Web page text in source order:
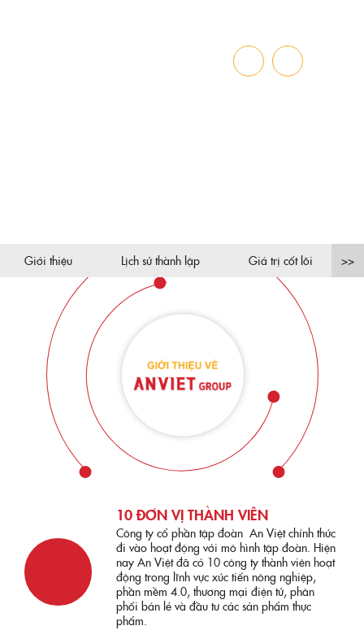
Giới thiệu Lịch sử thành lập Giá trị cốt lõi
10 ĐƠN VỊ THÀNH VIÊN
Công ty cổ phần tập đoàn An Việt chính thức
đi vào hoạt động với mô hình tập đoàn. Hiện
nay An Việt đã có 10 công ty thành viên hoạt
động trong lĩnh vực xúc tiến nông nghiệp,
phần mềm 4.0, thương mại điện tử, phân
phối bán lẻ và đầu tư các sản phẩm thực
phẩm.